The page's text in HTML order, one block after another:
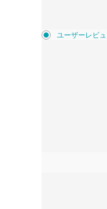
ユーザーレビ